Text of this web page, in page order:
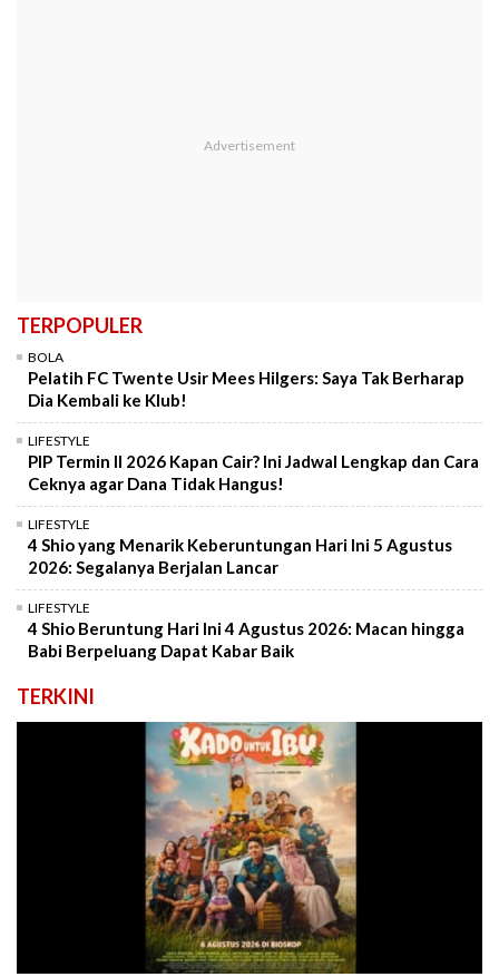
TERPOPULER
BOLA
Pelatih FC Twente Usir Mees Hilgers: Saya Tak Berharap
Dia Kembali ke Klub!
LIFESTYLE
PIP Termin II 2026 Kapan Cair? Ini Jadwal Lengkap dan Cara
Ceknya agar Dana Tidak Hangus!
LIFESTYLE
4 Shio yang Menarik Keberuntungan Hari Ini 5 Agustus
2026: Segalanya Berjalan Lancar
LIFESTYLE
4 Shio Beruntung Hari Ini 4 Agustus 2026: Macan hingga
Babi Berpeluang Dapat Kabar Baik
TERKINI